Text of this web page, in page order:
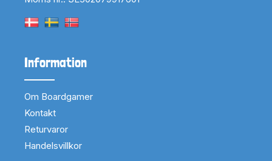
Information
Om Boardgamer
Kontakt
Returvaror
Handelsvillkor